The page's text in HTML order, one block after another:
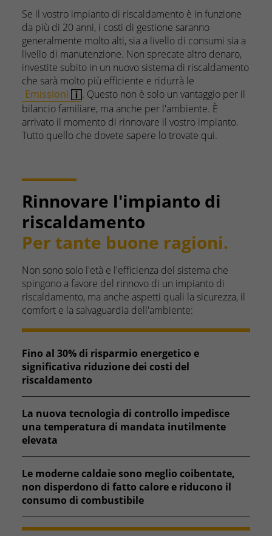
Se il vostro impianto di riscaldamento è in funzione
da più di 20 anni, i costi di gestione saranno
generalmente molto alti, sia a livello di consumi sia a
livello di manutenzione. Non sprecate altro denaro,
investite subito in un nuovo sistema di riscaldamento
che sarà molto più efficiente e ridurrà le
Emissioni
. Questo non è solo un vantaggio per il
bilancio familiare, ma anche per l'ambiente. È
arrivato il momento di rinnovare il vostro impianto.
Tutto quello che dovete sapere lo trovate qui.
Rinnovare l'impianto di
riscaldamento
Per tante buone ragioni.
Non sono solo l'età e l'efficienza del sistema che
spingono a favore del rinnovo di un impianto di
riscaldamento, ma anche aspetti quali la sicurezza, il
comfort e la salvaguardia dell'ambiente:
Fino al 30% di risparmio energetico e
significativa riduzione dei costi del
riscaldamento
La nuova tecnologia di controllo impedisce
una temperatura di mandata inutilmente
elevata
Le moderne caldaie sono meglio coibentate,
non disperdono di fatto calore e riducono il
consumo di combustibile